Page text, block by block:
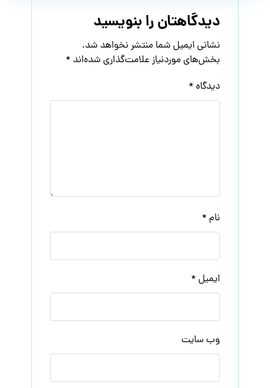
دیدگاهتان را بنویسید
نشانی ایمیل شما منتشر نخواهد شد.
بخش‌های موردنیاز علامت‌گذاری شده‌اند *
دیدگاه *
نام *
ایمیل *
وب‌ سایت